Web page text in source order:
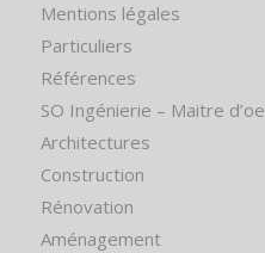
Mentions légales
Particuliers
Références
SO Ingénierie – Maitre
Architectures
Construction
Rénovation
Aménagement